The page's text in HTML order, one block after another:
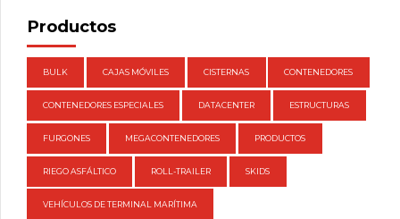
Productos
BULK CAJAS MÓVILES CISTERNAS CONTENEDORES
CONTENEDORES ESPECIALES DATACENTER ESTRUCTURAS
FURGONES MEGACONTENEDORES PRODUCTOS
RIEGO ASFÁLTICO ROLL-TRAILER SKIDS
VEHÍCULOS DE TERMINAL MARÍTIMA